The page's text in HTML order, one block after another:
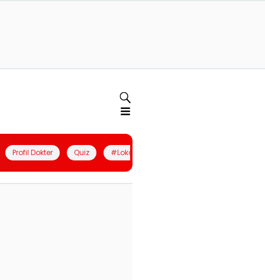
Profil Dokter Quiz #LokalBerdaya